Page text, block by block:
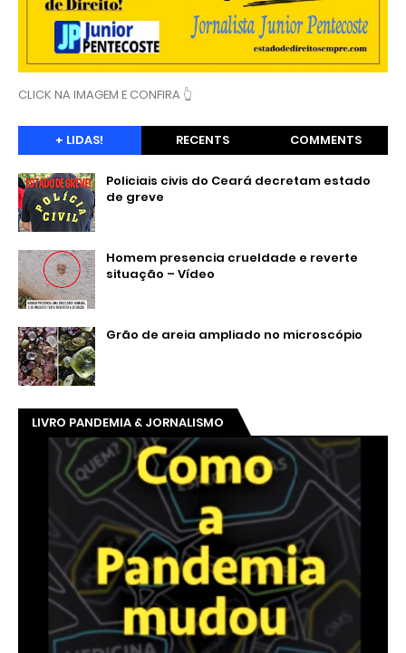
CLICK NA IMAGEM E CONFIRA 👆
+ LIDAS! RECENTS COMMENTS
Policiais civis do Ceará decretam estado
de greve
Homem presencia crueldade e reverte
situação – Vídeo
Grão de areia ampliado no microscópio
LIVRO PANDEMIA & JORNALISMO